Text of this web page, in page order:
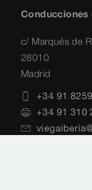
Conducciones
c/ Marqués de
28010
Madrid
+34 91
+34 91 310